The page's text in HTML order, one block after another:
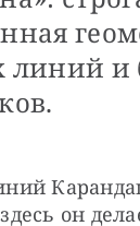
линий и
он